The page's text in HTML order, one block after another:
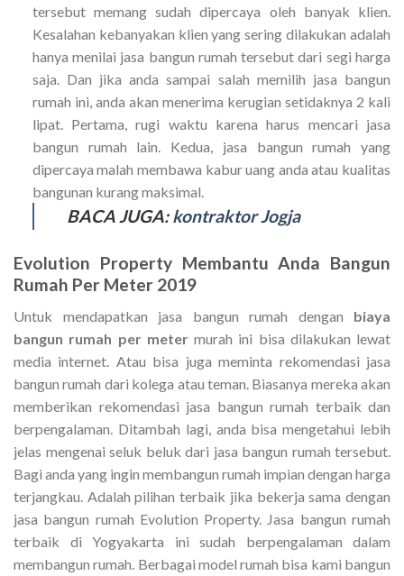
tersebut memang sudah dipercaya oleh banyak klien.
Kesalahan kebanyakan klien yang sering dilakukan adalah
hanya menilai jasa bangun rumah tersebut dari segi harga
saja. Dan jika anda sampai salah memilih jasa bangun
rumah ini, anda akan menerima kerugian setidaknya 2 kali
lipat. Pertama, rugi waktu karena harus mencari jasa
bangun rumah lain. Kedua, jasa bangun rumah yang
dipercaya malah membawa kabur uang anda atau kualitas
bangunan kurang maksimal.
BACA JUGA:kontraktor Jogja
Evolution Property Membantu Anda Bangun
Rumah Per Meter 2019
Untuk mendapatkan jasa bangun rumah dengan biaya
bangun rumah per metermurah ini bisa dilakukan lewat
media internet. Atau bisa juga meminta rekomendasi jasa
bangun rumah dari kolega atau teman. Biasanya mereka akan
memberikan rekomendasi jasa bangun rumah terbaik dan
berpengalaman. Ditambah lagi, anda bisa mengetahui lebih
jelas mengenai seluk beluk dari jasa bangun rumah tersebut.
Bagi anda yang ingin membangun rumah impian dengan harga
terjangkau. Adalah pilihan terbaik jika bekerja sama dengan
jasa bangun rumah Evolution Property. Jasa bangun rumah
terbaik di Yogyakarta ini sudah berpengalaman dalam
membangun rumah. Berbagai model rumah bisa kami bangun